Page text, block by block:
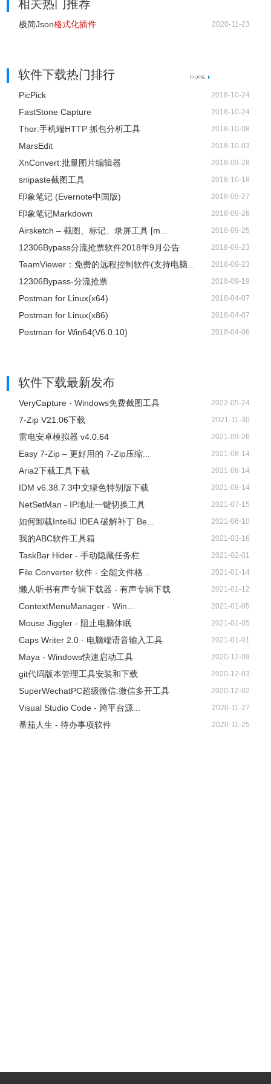
相关热门推荐
极简Json格式化插件 2020-11-23
软件下载热门排行
PicPick 2018-10-24
FastStone Capture 2018-10-24
Thor:手机端HTTP 抓包分析工具 2018-10-08
MarsEdit 2018-10-03
XnConvert:批量图片编辑器 2018-09-28
snipaste截图工具 2018-10-18
印象笔记 (Evernote中国版) 2018-09-27
印象笔记Markdown 2018-09-26
Airsketch – 截图、标记、录屏工具 [m... 2018-09-25
12306Bypass分流抢票软件2018年9月公告 2018-09-23
TeamViewer：免费的远程控制软件(支持电脑... 2018-09-23
12306Bypass-分流抢票 2018-09-19
Postman for Linux(x64) 2018-04-07
Postman for Linux(x86) 2018-04-07
Postman for Win64(V6.0.10) 2018-04-06
软件下载最新发布
VeryCapture - Windows免费截图工具 2022-05-24
7-Zip V21.06下载 2021-11-30
雷电安卓模拟器 v4.0.64 2021-09-26
Easy 7-Zip – 更好用的 7-Zip压缩... 2021-08-14
Aria2下载工具下载 2021-08-14
IDM v6.38.7.3中文绿色特别版下载 2021-08-14
NetSetMan - IP地址一键切换工具 2021-07-15
如何卸载IntelliJ IDEA 破解补丁 Be... 2021-06-10
我的ABC软件工具箱 2021-03-16
TaskBar Hider - 手动隐藏任务栏 2021-02-01
File Converter 软件 - 全能文件格... 2021-01-14
懒人听书有声专辑下载器 - 有声专辑下载 2021-01-12
ContextMenuManager - Win... 2021-01-05
Mouse Jiggler - 阻止电脑休眠 2021-01-05
Caps Writer 2.0 - 电脑端语音输入工具 2021-01-01
Maya - Windows快速启动工具 2020-12-09
git代码版本管理工具安装和下载 2020-12-03
SuperWechatPC超级微信:微信多开工具 2020-12-02
Visual Studio Code - 跨平台源... 2020-11-27
番茄人生 - 待办事项软件 2020-11-25